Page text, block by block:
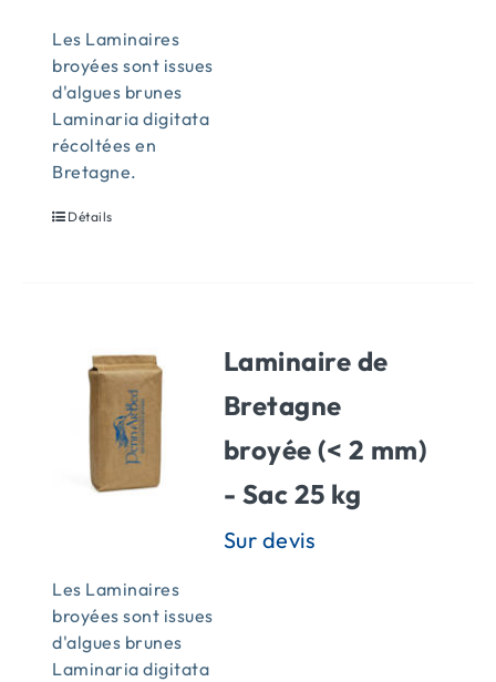
Les Laminaires
broyées sont issues
d'algues brunes
Laminaria digitata
récoltées en
Bretagne.
Détails
Laminaire de
Bretagne
broyée (< 2 mm)
- Sac 25 kg
Les Laminaires
broyées sont issues
d'algues brunes
Laminaria digitata